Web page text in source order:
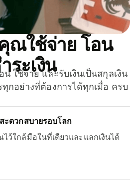
ณใช้จ่าย โอน
ระเงิน
ใช้จ่าย และรับเงินเป็นสกุลเงิน
กอย่างที่ต้องการได้ทุกเมื่อ ครบ
ะดวกสบายรอบโลก
ว้ใกล้มือในที่เดียวและแลกเงินได้